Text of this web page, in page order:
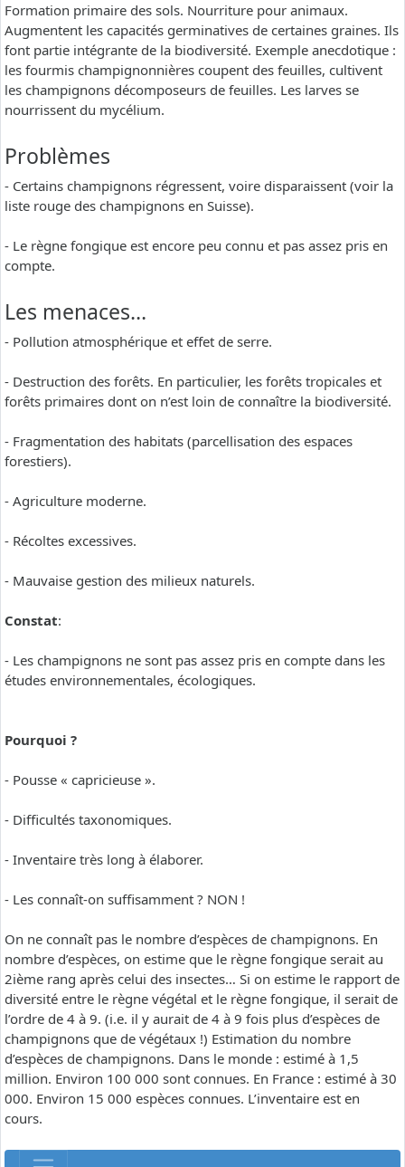
Formation primaire des sols. Nourriture pour animaux.
Augmentent les capacités germinatives de certaines graines. Ils
font partie intégrante de la biodiversité. Exemple anecdotique :
les fourmis champignonnières coupent des feuilles, cultivent
les champignons décomposeurs de feuilles. Les larves se
nourrissent du mycélium.
Problèmes
- Certains champignons régressent, voire disparaissent (voir la
liste rouge des champignons en Suisse).
- Le règne fongique est encore peu connu et pas assez pris en
compte.
Les menaces…
- Pollution atmosphérique et effet de serre.
- Destruction des forêts. En particulier, les forêts tropicales et
forêts primaires dont on n’est loin de connaître la biodiversité.
- Fragmentation des habitats (parcellisation des espaces
forestiers).
- Agriculture moderne.
- Récoltes excessives.
- Mauvaise gestion des milieux naturels.
Constat:
- Les champignons ne sont pas assez pris en compte dans les
études environnementales, écologiques.
Pourquoi ?
- Pousse « capricieuse ».
- Difficultés taxonomiques.
- Inventaire très long à élaborer.
- Les connaît-on suffisamment ? NON !
On ne connaît pas le nombre d’espèces de champignons. En
nombre d’espèces, on estime que le règne fongique serait au
2ième rang après celui des insectes… Si on estime le rapport de
diversité entre le règne végétal et le règne fongique, il serait de
l’ordre de 4 à 9. (i.e. il y aurait de 4 à 9 fois plus d’espèces de
champignons que de végétaux !) Estimation du nombre
d’espèces de champignons. Dans le monde : estimé à 1,5
million. Environ 100 000 sont connues. En France : estimé à 30
000. Environ 15 000 espèces connues. L’inventaire est en
cours.